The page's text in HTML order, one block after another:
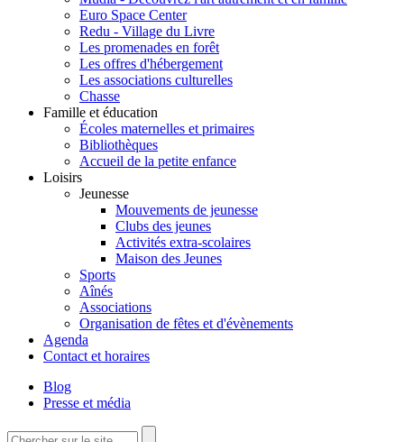
Euro Space Center
Redu - Village du Livre
Les promenades en forêt
Les offres d'hébergement
Les associations culturelles
Chasse
Famille et éducation
Écoles maternelles et primaires
Bibliothèques
Accueil de la petite enfance
Loisirs
Jeunesse
Mouvements de jeunesse
Clubs des jeunes
Activités extra-scolaires
Maison des Jeunes
Sports
Aînés
Associations
Organisation de fêtes et d'évènements
Agenda
Contact et horaires
Blog
Presse et média
Rechercher